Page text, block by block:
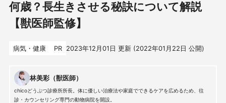
何歳？長生きさせる秘訣について解説
【獣医師監修】
病気・健康 PR 2023年12月01日 更新 (2022年01月22日 公開)
林美彩（獣医師）
chicoどうぶつ診療所所長。体に優しい治療法や家庭でできるケアを広めるため、往
診・カウンセリング専門の動物病院を開設。